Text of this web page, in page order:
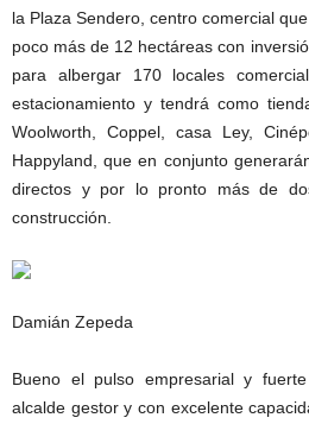
la Plaza Sendero, centro comercial
poco más de 12 hectáreas con
para albergar 170 locales
estacionamiento y tendrá como
Woolworth, Coppel, casa Ley,
Happyland, que en conjunto
directos y por lo pronto más de
construcción.
Damián Zepeda
Bueno el pulso empresarial y
alcalde gestor y con excelente